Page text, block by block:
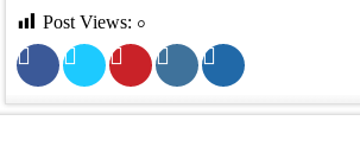
Post Views: ০